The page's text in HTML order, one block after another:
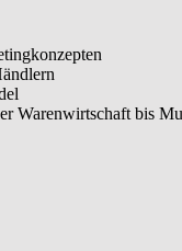
Warenwirtschaft bis